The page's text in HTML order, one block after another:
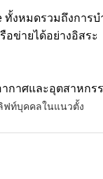
ทั้งหมดรวมถึงกา
อข่ายได้อย่างอิสระ
ากาศและอุตสาหก
ฟท์บุคคลในแนวตั้ง